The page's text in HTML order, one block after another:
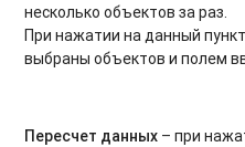
несколько объектов за раз.
При нажатии на данный
выбраны объектов и полем
Пересчет данных – при